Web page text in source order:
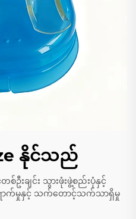
နိုင်သည်
ဦးချင်း သွားဖုံးဖွဲ့စည်းပုံနှင့်
ာက်မှုနှင့် သက်တောင့်သက်သာရှိမှု